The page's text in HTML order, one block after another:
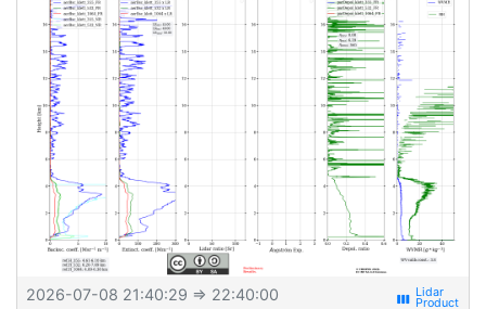
2026-07-08 21:40:29 ⇒ 22:40:00 view_week